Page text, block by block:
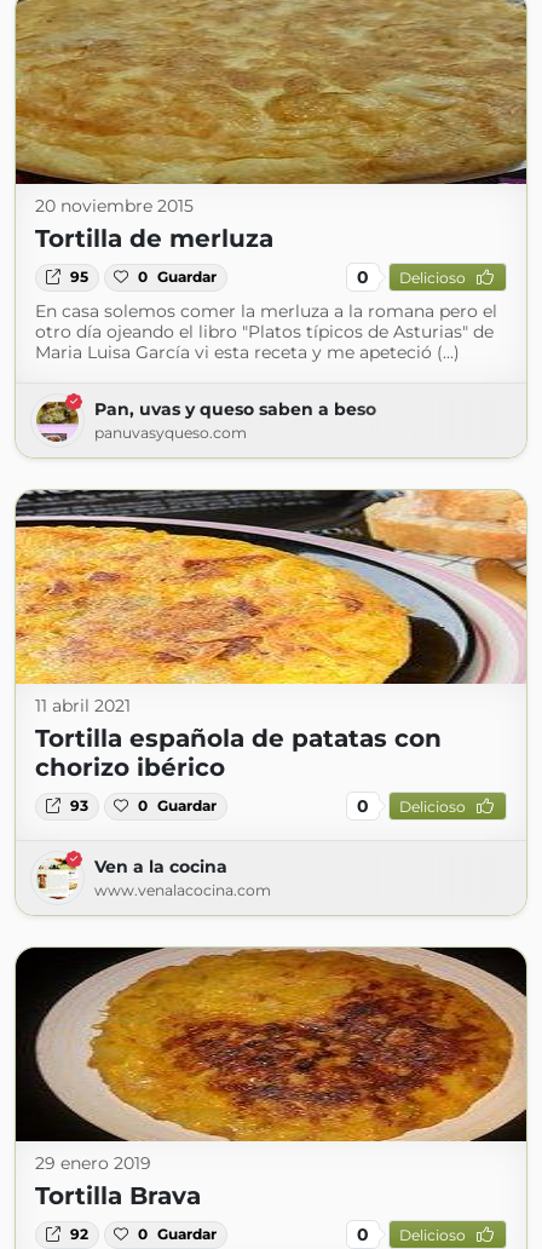
20 noviembre 2015
Tortilla de merluza
95 0 Guardar 0 Delicioso
En casa solemos comer la merluza a la romana pero el
otro día ojeando el libro "Platos típicos de Asturias" de
Maria Luisa García vi esta receta y me apeteció (...)
Pan, uvas y queso saben a beso
panuvasyqueso.com
11 abril 2021
Tortilla española de patatas con
chorizo ibérico
93 0 Guardar 0 Delicioso
Ven a la cocina
www.venalacocina.com
29 enero 2019
Tortilla Brava
92 0 Guardar 0 Delicioso